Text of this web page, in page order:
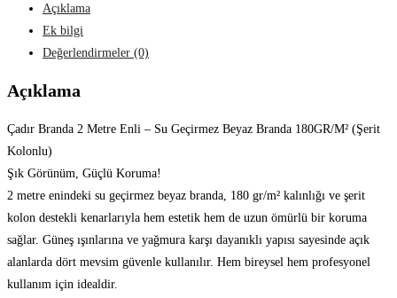
Açıklama
Ek bilgi
Değerlendirmeler (0)
Açıklama
Çadır Branda 2 Metre Enli – Su Geçirmez Beyaz Branda 180GR/M² (Şerit
Kolonlu)
Şık Görünüm, Güçlü Koruma!
2 metre enindeki su geçirmez beyaz branda, 180 gr/m² kalınlığı ve şerit
kolon destekli kenarlarıyla hem estetik hem de uzun ömürlü bir koruma
sağlar. Güneş ışınlarına ve yağmura karşı dayanıklı yapısı sayesinde açık
alanlarda dört mevsim güvenle kullanılır. Hem bireysel hem profesyonel
kullanım için idealdir.